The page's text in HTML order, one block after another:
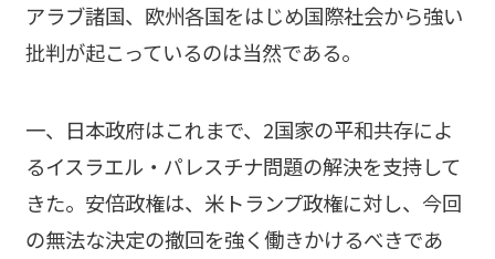
アラブ諸国、欧州各国をはじめ国際社会から強い
批判が起こっているのは当然である。
一、日本政府はこれまで、2国家の平和共存によ
るイスラエル・パレスチナ問題の解決を支持して
きた。安倍政権は、米トランプ政権に対し、今回
の無法な決定の撤回を強く働きかけるべきであ